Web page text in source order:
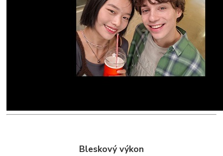
Bleskový výkon